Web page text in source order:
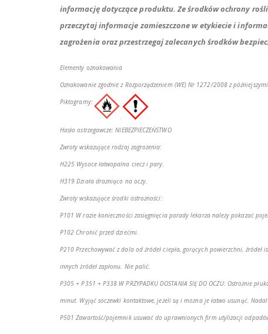
informację dotyczące produktu. Ze środków ochrony
przeczytaj informacje zamieszczone w etykiecie i
zagrożenia oraz przestrzegaj zalecanych środków
Elementy oznakowania
Oznakowanie zgodnie z Rozporządzeniem (WE) Nr 1272/2008 z
Piktogramy:
Hasło ostrzegawcze: NIEBEZPIECZEŃSTWO
Zwroty wskazujące rodzaj zagrożenia:
H225 Wysoce łatwopalna ciecz i pary.
H319 Działa drażniąco na oczy.
Zwroty wskazujące środki ostrożności:
P101 W razie konieczności zasięgnięcia porady lekarza należy pokazać
P102 Chronić przed dziećmi.
P210 Przechowywać z dala od źródeł ciepła, gorących powierzchni, źródeł
innych źródeł zapłonu. Nie palić.
P305 + P351 + P338 W PRZYPADKU DOSTANIA SIĘ DO OCZU: Ostrożnie
minut. Wyjąć soczewki kontaktowe, jeżeli są i można je łatwo usunąć. Nadal
P501 Zawartość/pojemnik usuwać do uprawnionych firm utylizacji